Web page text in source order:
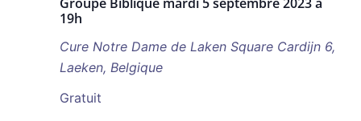
19h
Cure Notre Dame de Laken Square Cardijn 6,
Laeken, Belgique
Gratuit